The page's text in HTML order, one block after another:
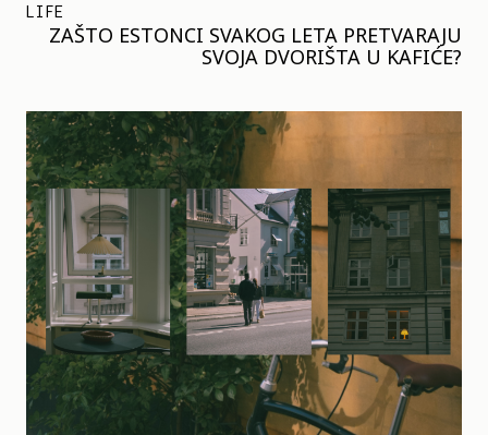
LIFE
ZAŠTO ESTONCI SVAKOG LETA PRETVARAJU
SVOJA DVORIŠTA U KAFIĆE?